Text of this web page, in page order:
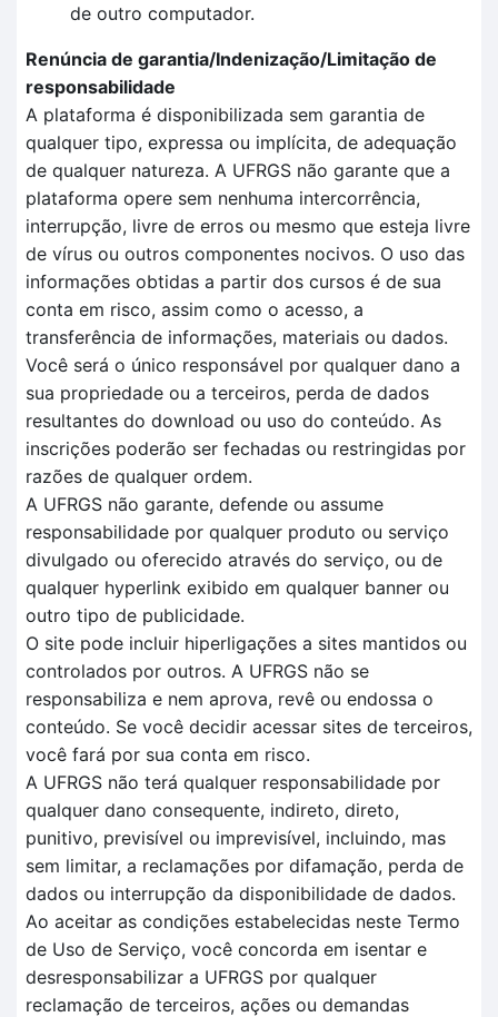
de outro computador.
Renúncia de garantia/Indenização/Limitação de
responsabilidade
A plataforma é disponibilizada sem garantia de
qualquer tipo, expressa ou implícita, de adequação
de qualquer natureza. A UFRGS não garante que a
plataforma opere sem nenhuma intercorrência,
interrupção, livre de erros ou mesmo que esteja livre
de vírus ou outros componentes nocivos. O uso das
informações obtidas a partir dos cursos é de sua
conta em risco, assim como o acesso, a
transferência de informações, materiais ou dados.
Você será o único responsável por qualquer dano a
sua propriedade ou a terceiros, perda de dados
resultantes do download ou uso do conteúdo. As
inscrições poderão ser fechadas ou restringidas por
razões de qualquer ordem.
A UFRGS não garante, defende ou assume
responsabilidade por qualquer produto ou serviço
divulgado ou oferecido através do serviço, ou de
qualquer hyperlink exibido em qualquer banner ou
outro tipo de publicidade.
O site pode incluir hiperligações a sites mantidos ou
controlados por outros. A UFRGS não se
responsabiliza e nem aprova, revê ou endossa o
conteúdo. Se você decidir acessar sites de terceiros,
você fará por sua conta em risco.
A UFRGS não terá qualquer responsabilidade por
qualquer dano consequente, indireto, direto,
punitivo, previsível ou imprevisível, incluindo, mas
sem limitar, a reclamações por difamação, perda de
dados ou interrupção da disponibilidade de dados.
Ao aceitar as condições estabelecidas neste Termo
de Uso de Serviço, você concorda em isentar e
desresponsabilizar a UFRGS por qualquer
reclamação de terceiros, ações ou demandas